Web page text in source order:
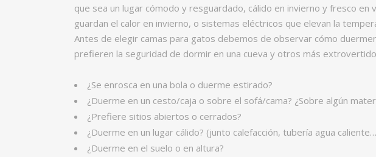
que sea un lugar cómodo y resguardado, cálido en invierno y fresco
guardan el calor en invierno, o sistemas eléctricos que elevan la
Antes de elegir camas para gatos debemos de observar cómo
prefieren la seguridad de dormir en una cueva y otros más
¿Se enrosca en una bola o duerme estirado?
¿Duerme en un cesto/caja o sobre el sofá/cama? ¿Sobre algún
¿Prefiere sitios abiertos o cerrados?
¿Duerme en un lugar cálido? (junto calefacción, tubería agua
¿Duerme en el suelo o en altura?